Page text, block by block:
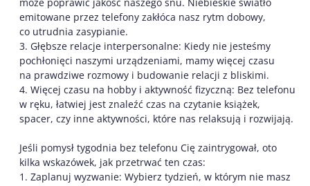
emitowane przez telefony zakłóca nasz rytm dobowy,
co utrudnia zasypianie.
3. Głębsze relacje interpersonalne: Kiedy nie jesteśmy
pochłonięci naszymi urządzeniami, mamy więcej czasu
na prawdziwe rozmowy i budowanie relacji z bliskimi.
4. Więcej czasu na hobby i aktywność fizyczną: Bez telefonu
w ręku, łatwiej jest znaleźć czas na czytanie książek,
spacer, czy inne aktywności, które nas relaksują i rozwijają.
Jeśli pomysł tygodnia bez telefonu Cię zaintrygował, oto
kilka wskazówek, jak przetrwać ten czas:
1. Zaplanuj wyzwanie: Wybierz tydzień, w którym nie masz